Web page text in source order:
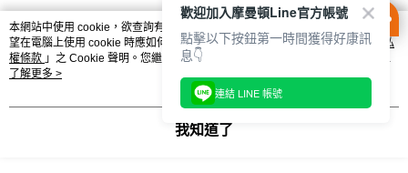
熱門標籤
本網站中使用 cookie，欲查詢有關本網站使用 cookie 方式之詳情，及若您不希
望在電腦上使用 cookie 時應如何變更電腦的 cookie 設定，請參閱本網站「
隱私
權條款 」之 Cookie 聲明。您繼續使用本網站即表示您同意本公司得按本網站使
用條款之 Cookie 聲明使用 cookie。
了解更多 >
我知道了
歡迎加入摩曼頓Line官方帳號
點擊以下按鈕第一時間獲得好康訊
息👇
連結 LINE 帳號